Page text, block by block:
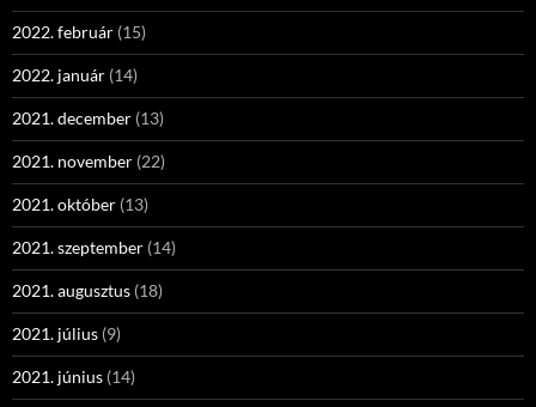
2022. február (15)
2022. január (14)
2021. december (13)
2021. november (22)
2021. október (13)
2021. szeptember (14)
2021. augusztus (18)
2021. július (9)
2021. június (14)